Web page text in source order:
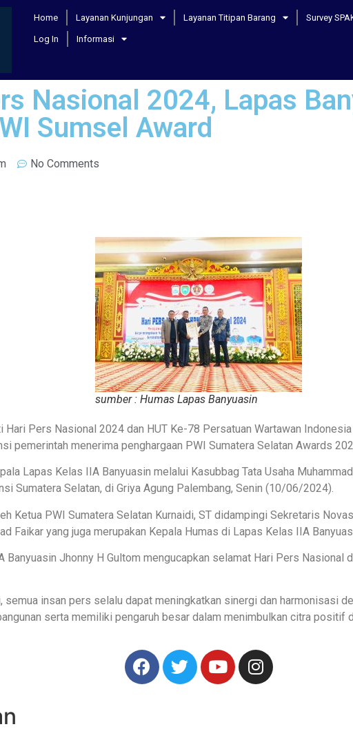
Home Layanan Kunjungan Layanan Titipan Barang Survey
Log In Informasi
Nasional 2024, Lapas
Sumsel Award
No Comments
sumber : Humas Lapas Banyuasin
Pers Nasional 2024 dan HUT Ke-78 Persatuan Wartawan
pemerintah menerima penghargaan PWI Sumatera Selatan Awards
Lapas Kelas IIA Banyuasin melalui Kasubbag Tata Usaha
Sumatera Selatan, di Griya Agung Palembang, Senin (10/06/2024).
Ketua PWI Sumatera Selatan Kurnaidi, ST didampingi Sekretaris
Faikar yang juga merupakan Kepala Humas di Lapas Kelas IIA
Jhonny H Gultom mengucapkan selamat Hari Pers Nasional
semua insan pers selalu dapat meningkatkan sinergi dan harmonisasi
serta memiliki pengaruh besar dalam menimbulkan citra positif